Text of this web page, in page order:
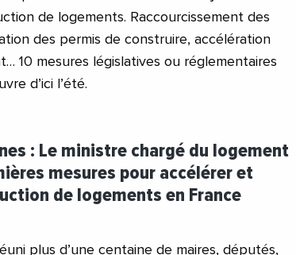
de logements. Raccourcissement des
des permis de construire, accélération
10 mesures législatives ou réglementaires
d’ici l’été.
: Le ministre chargé du logement
mesures pour accélérer et
de logements en France
plus d’une centaine de maires, députés,